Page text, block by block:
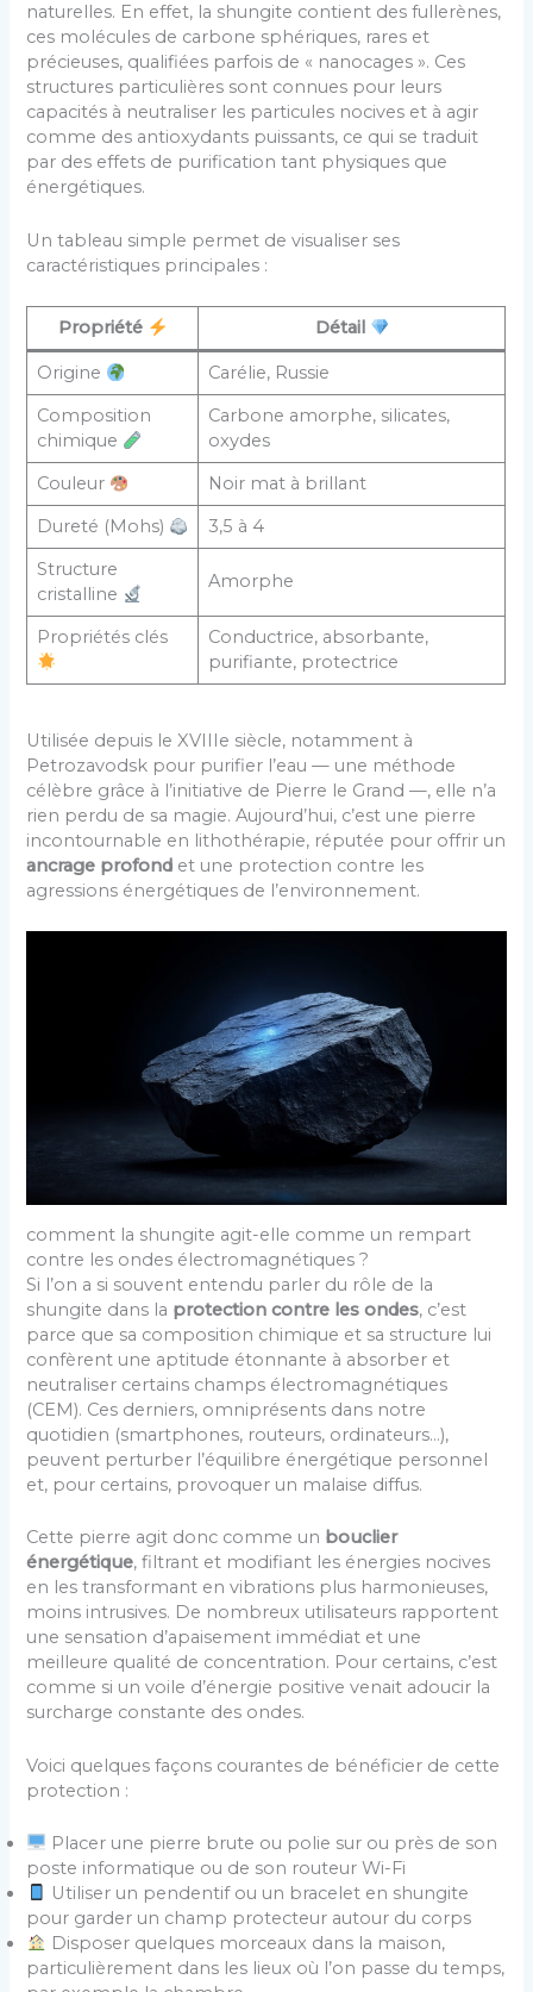
naturelles. En effet, la shungite contient des fullerènes,
ces molécules de carbone sphériques, rares et
précieuses, qualifiées parfois de « nanocages ». Ces
structures particulières sont connues pour leurs
capacités à neutraliser les particules nocives et à agir
comme des antioxydants puissants, ce qui se traduit
par des effets de purification tant physiques que
énergétiques.
Un tableau simple permet de visualiser ses
caractéristiques principales :
Propriété Détail
Origine
Carélie, Russie
Composition
chimique
Carbone amorphe, silicates,
oxydes
Couleur
Noir mat à brillant
Dureté (Mohs)
3,5 à 4
Structure
cristalline
Amorphe
Propriétés clés
Conductrice, absorbante,
purifiante, protectrice
Utilisée depuis le XVIIIe siècle, notamment à
Petrozavodsk pour purifier l’eau — une méthode
célèbre grâce à l’initiative de Pierre le Grand —, elle n’a
rien perdu de sa magie. Aujourd’hui, c’est une pierre
incontournable en lithothérapie, réputée pour offrir un
ancrage profond et une protection contre les
agressions énergétiques de l’environnement.
comment la shungite agit-elle comme un rempart
contre les ondes électromagnétiques ?
Si l’on a si souvent entendu parler du rôle de la
shungite dans la protection contre les ondes, c’est
parce que sa composition chimique et sa structure lui
confèrent une aptitude étonnante à absorber et
neutraliser certains champs électromagnétiques
(CEM). Ces derniers, omniprésents dans notre
quotidien (smartphones, routeurs, ordinateurs…),
peuvent perturber l’équilibre énergétique personnel
et, pour certains, provoquer un malaise diffus.
Cette pierre agit donc comme un bouclier
énergétique, filtrant et modifiant les énergies nocives
en les transformant en vibrations plus harmonieuses,
moins intrusives. De nombreux utilisateurs rapportent
une sensation d’apaisement immédiat et une
meilleure qualité de concentration. Pour certains, c’est
comme si un voile d’énergie positive venait adoucir la
surcharge constante des ondes.
Voici quelques façons courantes de bénéficier de cette
protection :
Placer une pierre brute ou polie sur ou près de son
poste informatique ou de son routeur Wi-Fi
Utiliser un pendentif ou un bracelet en shungite
pour garder un champ protecteur autour du corps
Disposer quelques morceaux dans la maison,
particulièrement dans les lieux où l’on passe du temps,